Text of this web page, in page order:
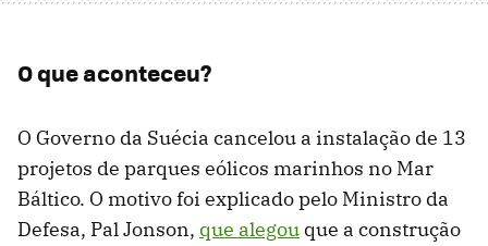
O que aconteceu?
O Governo da Suécia cancelou a instalação de 13
projetos de parques eólicos marinhos no Mar
Báltico. O motivo foi explicado pelo Ministro da
Defesa, Pal Jonson, que alegou que a construção